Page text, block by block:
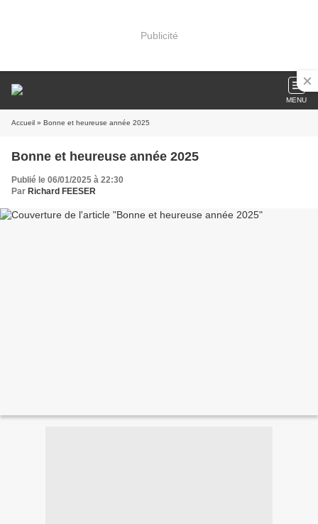
Publicité
MENU
Accueil » Bonne et heureuse année 2025
Bonne et heureuse année 2025
Publié le 06/01/2025 à 22:30
Par Richard FEESER